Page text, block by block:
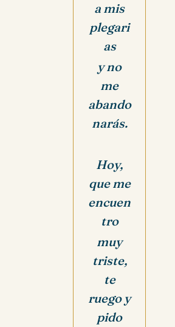
a mis
plegari
as
y no
me
abando
narás.
Hoy,
que me
encuen
tro
muy
triste,
te
ruego y
pido